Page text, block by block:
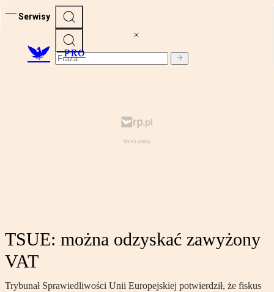
Serwisy
PRO
TSUE: można odzyskać zawyżony
VAT
Trybunał Sprawiedliwości Unii Europejskiej potwierdził, że fiskus